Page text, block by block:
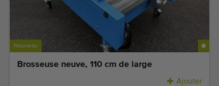
Nouveau
Brosseuse neuve, 110 cm de large
Ajouter